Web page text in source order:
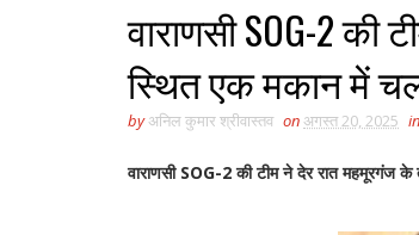
वाराणसी SOG-2
स्थित एक मकान में
byअनिल कुमार श्रीवास्तव onअगस्त 20, 2025 in
वाराणसी SOG-2 की टीम ने देर रात महमूरगंज